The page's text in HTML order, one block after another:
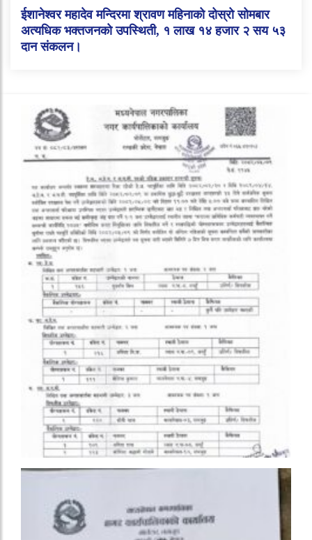
ईशानेश्वर महादेव मन्दिरमा श्रावण महिनाको दोस्रो सोमबार
अत्यधिक भक्तजनको उपस्थिती, १ लाख १४ हजार २ सय ५३
दान संकलन।